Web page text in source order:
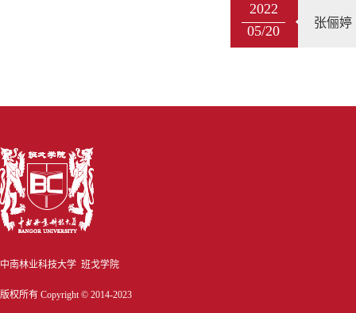
2022
05/20
张俪婷
中南林业科技大学 班戈学院
版权所有 Copyright © 2014-2023